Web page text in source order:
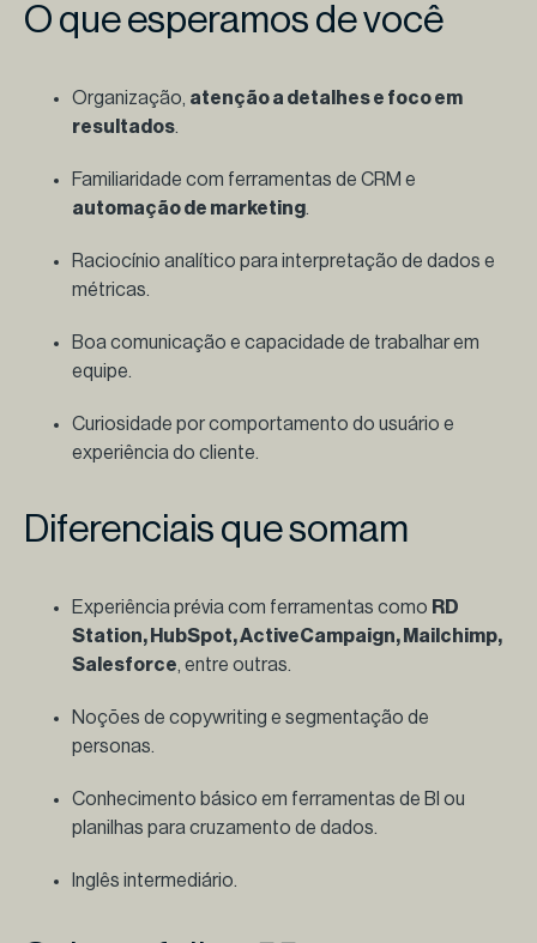
O que esperamos de você
Organização, atenção a detalhes e foco em
resultados
Familiaridade com ferramentas de CRM e
automação de marketing
Raciocínio analítico para interpretação de dados e
métricas.
Boa comunicação e capacidade de trabalhar em
equipe.
Curiosidade por comportamento do usuário e
experiência do cliente.
Diferenciais que somam
Experiência prévia com ferramentas como RD
Station, HubSpot, ActiveCampaign, Mailchimp,
Salesforce , entre outras.
Noções de copywriting e segmentação de
personas.
Conhecimento básico em ferramentas de BI ou
planilhas para cruzamento de dados.
Inglês intermediário.